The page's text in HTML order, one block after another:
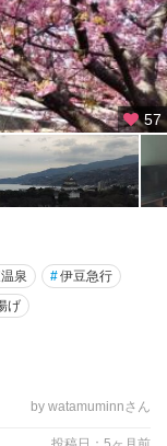
57
泉 #伊豆急行
げ
by watamuminnさん